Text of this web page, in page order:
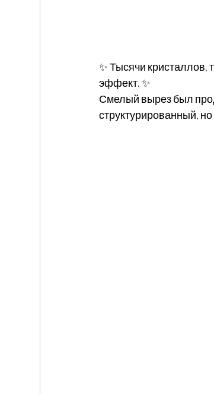
✨ Тысячи
эффект. ✨
Смелый вырез был
структурированный,